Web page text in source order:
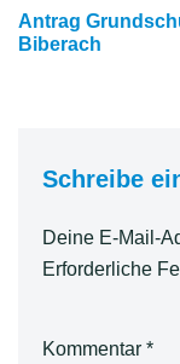
Antrag
Biberach
Schreibe
Deine E-Mail-
Erforderliche
Kommentar *